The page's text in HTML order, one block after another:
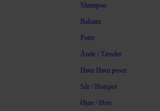
Shampoo
Balsam
Poter
Ånde / Tænder
Høm Høm poser
Sår / Hotspot
Øjne / Ører